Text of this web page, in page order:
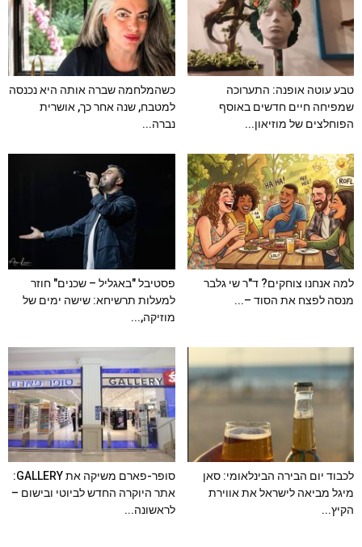
טבע עוטה אופנה: התערוכה
שמפיחה חיים חדשים באוסף
הפוחלצים של מוזיאון...
כשהמלחמה שברה אותה היא נכנסה
למטבח, שנה אחר כך, אושרית
נברה...
למה אנחנו צוחקים? ד"ר שי גלבר
מנסה לפצח את הסוד –...
פסטיבל "באגליל – שכנים" חוזר
למעלות תרשיחא: שישה ימים של
מוזיקה,...
לכבוד יום הבירה הבינלאומי: סאן
מיגל מביאה לישראל את אווירת
הקיץ...
סופר-פארם משיקה את GALLERY:
אתר היוקרה החדש לביוטי ובישום –
לראשונה...